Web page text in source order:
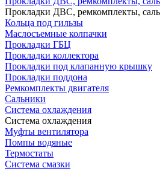
Прокладки ДВС, ремкомплекты,
Кольца под гильзы
Маслосъемные колпачки
Прокладки ГБЦ
Прокладки коллектора
Прокладки под клапанную крышку
Прокладки поддона
Ремкомплекты двигателя
Сальники
Система охлаждения
Система охлаждения
Муфты вентилятора
Помпы водяные
Термостаты
Система смазки